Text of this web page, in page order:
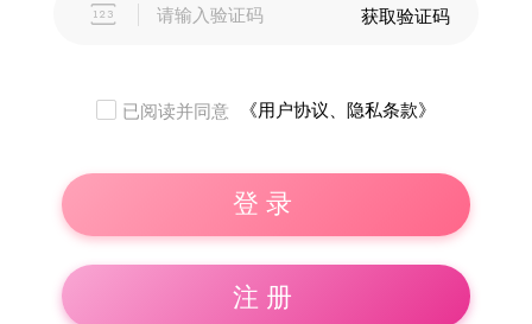
 获取验证码
已阅读并同意 《用户协议、隐私条款》
登录
注册